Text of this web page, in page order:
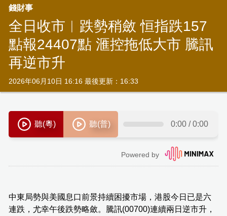
錢財事
全日收市︱跌勢稍斂 恒指跌157
點報24407點 滙控拖低大市 騰訊
再逆市升
2026年06月10日 16:16 最後更新：16:33
中東局勢與美國息口前景持續困擾市場，港股今日已是六
連跌，尤幸午後跌勢略斂。騰訊(00700)連續兩日逆市升，